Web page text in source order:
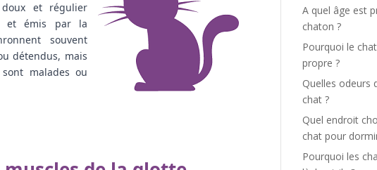
et régulier
et émis par la
souvent
détendus, mais
malades ou
A quel âge est
chaton ?
Pourquoi le
propre ?
Quelles odeurs
chat ?
Quel endroit
chat pour
Pourquoi les